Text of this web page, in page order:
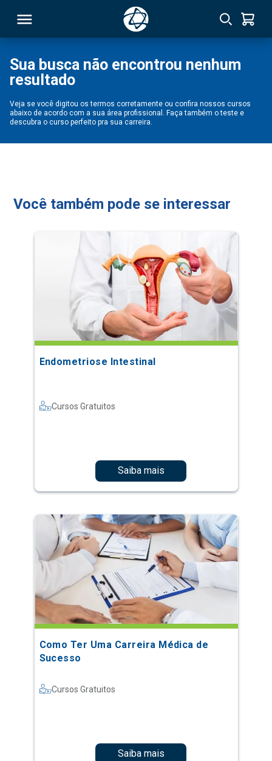
Sua busca não encontrou nenhum
resultado
Veja se você digitou os termos corretamente ou confira nossos cursos
abaixo de acordo com a sua área profissional. Faça também o teste e
descubra o curso perfeito pra sua carreira.
Você também pode se interessar
Endometriose Intestinal
Cursos Gratuitos
Saiba mais
Como Ter Uma Carreira Médica de
Sucesso
Cursos Gratuitos
Saiba mais